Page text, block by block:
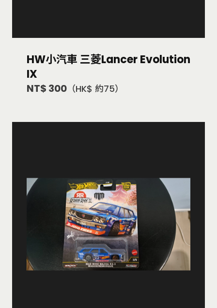
HW小汽車 三菱Lancer Evolution
IX
NT$ 300 （HK$ 約75）